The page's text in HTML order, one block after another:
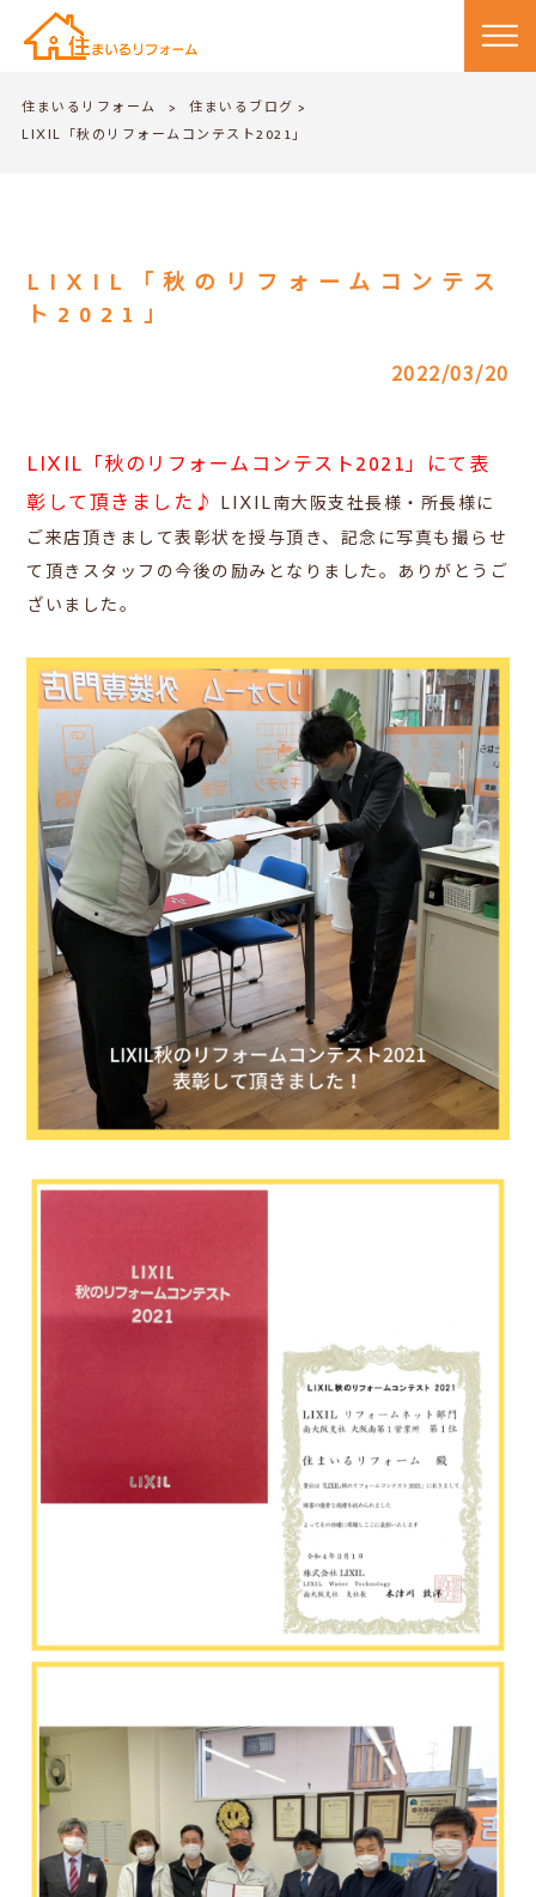
住まいるリフォーム > 住まいるブログ >
LIXIL「秋のリフォームコンテスト2021」
LIXIL「秋のリフォームコンテス
ト2021」
2022/03/20
LIXIL「秋のリフォームコンテスト2021」にて表
彰して頂きました♪ LIXIL南大阪支社長様・所長様に
ご来店頂きまして表彰状を授与頂き、記念に写真も撮らせ
て頂きスタッフの今後の励みとなりました。ありがとうご
ざいました。